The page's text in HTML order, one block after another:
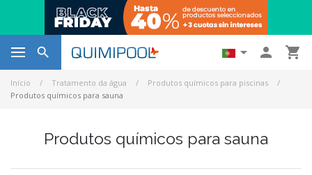
   
Início Tratamento da água
Produtos químicos para piscinas
Produtos químicos para sauna
Produtos químicos para sauna